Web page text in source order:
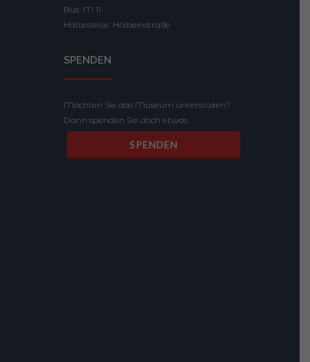
Bus: M 11
Haltestelle: Holbeinstraße
SPENDEN
Möchten Sie das Museum unterstüzen?
Dann spenden Sie doch etwas.